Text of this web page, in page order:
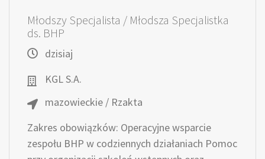
Młodszy Specjalista / Młodsza Specjalistka
ds. BHP
dzisiaj
KGL S.A.
mazowieckie / Rzakta
Zakres obowiązków: Operacyjne wsparcie
zespołu BHP w codziennych działaniach Pomoc